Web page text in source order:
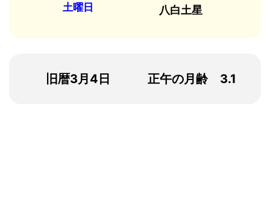
土曜日
八白土星
旧暦3月4日 正午の月齢 3.1